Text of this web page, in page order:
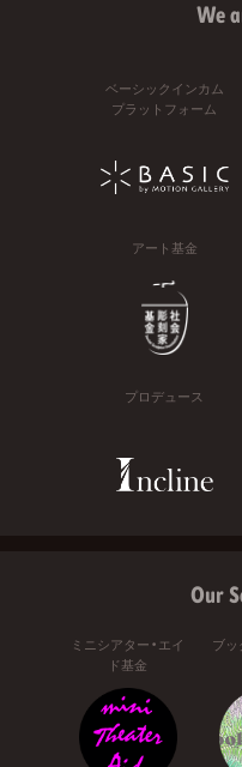
We
ベーシックインカム
プラットフォーム
アート基金
プロデュース
Our
ミニシアター・エイ
ド基金
ブッ